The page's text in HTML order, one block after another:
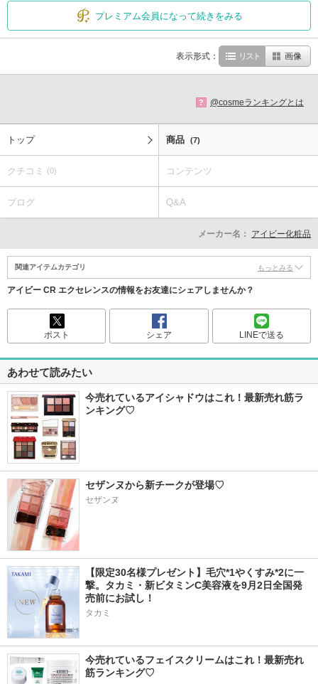
プレミアム会員になって続きをみる
表示形式： リスト 画像
? @cosmeランキングとは
トップ 商品 (7)
クチコミ (0) コンテンツ
ブログ Q&A
メーカー名： アイビー化粧品
関連アイテムカテゴリ もっとみる
アイビー CR エクセレンスの情報をお友達にシェアしませんか？
ポスト シェア LINEで送る
あわせて読みたい
今売れているアイシャドウはこれ！最新売れ筋ラ
ンキング♡
セザンヌから新チークが登場♡
セザンヌ
【限定30名様プレゼント】毛穴*1やくすみ*2に一
撃。タカミ・新ビタミンC美容液を9月2日全国発
売前にお試し！
タカミ
今売れているフェイスクリームはこれ！最新売れ
筋ランキング♡